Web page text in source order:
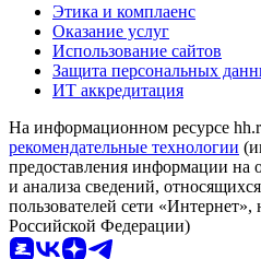
Этика и комплаенс
Оказание услуг
Использование сайтов
Защита персональных
ИТ аккредитация
На информационном ресурсе
рекомендательные технологии
предоставления информации на
и анализа сведений,
пользователей сети
Российской Федерации)